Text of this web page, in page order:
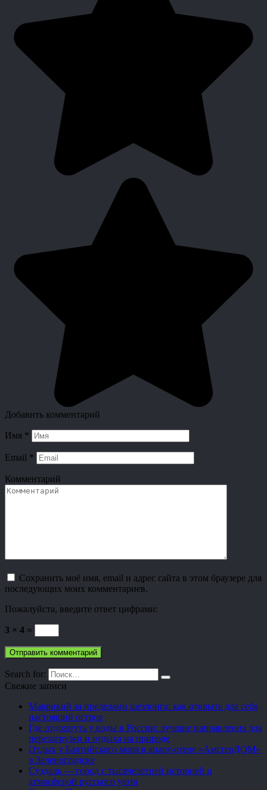
Добавить комментарий
Имя *
Email *
Комментарий
Сохранить моё имя, email и адрес сайта в этом браузере для
последующих моих комментариев.
Пожалуйста, введите ответ цифрами:
3 × 4 =
Search for:
Свежие записи
Маврикий за пределами шезлонга: как открыть для себя
настоящий остров
Где отдохнуть у воды в России: лучшие направления для
перезагрузки и отдыха на природе
Отдых у Балтийского моря в апарт-отеле «АмстерДОМ»
в Зеленоградске
Суздаль — город с тысячелетней историей и
атмосферой русского уюта